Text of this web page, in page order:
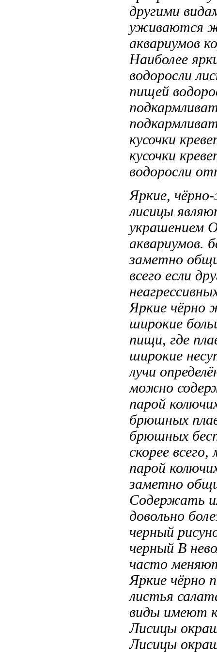
другими
уживаются
аквариумов
Наиболее
водоросли
пищей
кусочки
кусочки
водоросли
Яркие,
лисицы
украшением
аквариумов.
заметно
всего если
Яркие чёрно
широкие
пищи, где
широкие
лучи
можно
парой
брюшных
брюшных
скорее всего,
парой
заметно
Содержать
довольно
черный
черный В
часто
Яркие чёрно
листья
виды имеют
Лисицы
Лисицы